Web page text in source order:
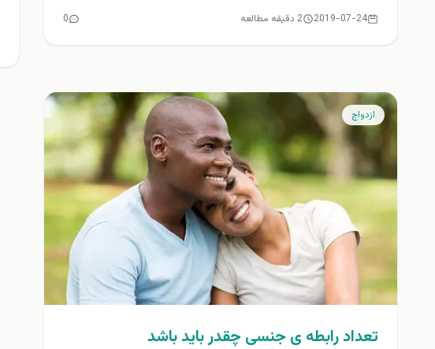
2019-07-24 2 دقیقه مطالعه 0
ازدواج
تعداد رابطه ی جنسی چقدر باید باشد